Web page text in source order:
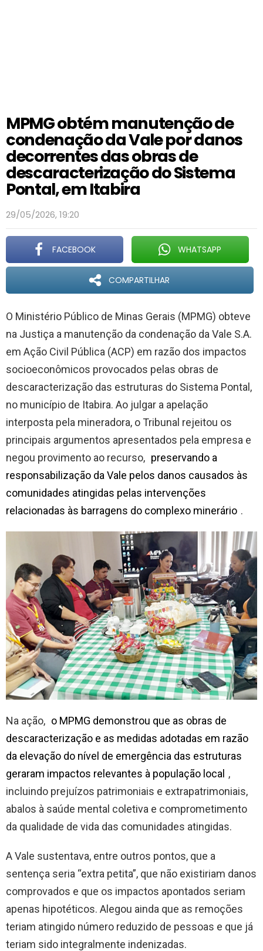
MPMG obtém manutenção de
condenação da Vale por danos
decorrentes das obras de
descaracterização do Sistema
Pontal, em Itabira
29/05/2026, 19:20
FACEBOOK WHATSAPP
COMPARTILHAR
O Ministério Público de Minas Gerais (MPMG) obteve
na Justiça a manutenção da condenação da Vale S.A.
em Ação Civil Pública (ACP) em razão dos impactos
socioeconômicos provocados pelas obras de
descaracterização das estruturas do Sistema Pontal,
no município de Itabira. Ao julgar a apelação
interposta pela mineradora, o Tribunal rejeitou os
principais argumentos apresentados pela empresa e
negou provimento ao recurso, preservando a
responsabilização da Vale pelos danos causados às
comunidades atingidas pelas intervenções
relacionadas às barragens do complexo minerário .
Na ação, o MPMG demonstrou que as obras de
descaracterização e as medidas adotadas em razão
da elevação do nível de emergência das estruturas
geraram impactos relevantes à população local ,
incluindo prejuízos patrimoniais e extrapatrimoniais,
abalos à saúde mental coletiva e comprometimento
da qualidade de vida das comunidades atingidas.
A Vale sustentava, entre outros pontos, que a
sentença seria “extra petita”, que não existiriam danos
comprovados e que os impactos apontados seriam
apenas hipotéticos. Alegou ainda que as remoções
teriam atingido número reduzido de pessoas e que já
teriam sido integralmente indenizadas.